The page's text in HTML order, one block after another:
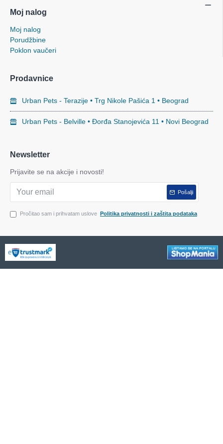
Moj nalog
Moj nalog
Porudžbine
Poklon vaučeri
Prodavnice
Urban Pets - Terazije • Trg Nikole Pašića 1 • Beograd
Urban Pets - Belville • Đorđa Stanojevića 11 • Novi Beograd
Newsletter
Prijavite se na akcije i novosti!
Pošalji
Pročitao sam i prihvatam uslove Politika privatnosti i zaštita podataka